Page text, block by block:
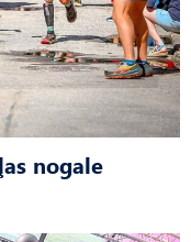
nogale